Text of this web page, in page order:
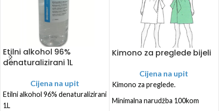
Etilni alkohol 96%
denaturalizirani 1L
Cijena na upit
Etilni alkohol 96% denaturalizirani
1L
Kimono za preglede bijeli
Cijena na upit
Kimono za preglede.
Minimalna narudžba 100kom